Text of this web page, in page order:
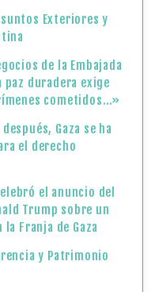
Exteriores y
de la Embajada
paz duradera exige
cometidos…»
Gaza se ha
el derecho
el anuncio del
Trump sobre un
Franja de Gaza
y Patrimonio